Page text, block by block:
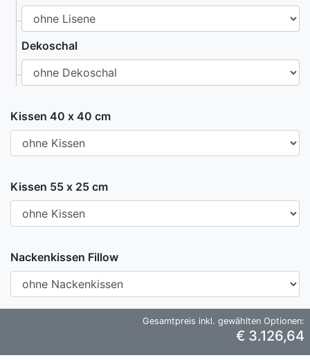
Dekoschal
Kissen 40 x 40 cm
Kissen 55 x 25 cm
Nackenkissen Fillow
Gesamtpreis inkl. gewählten Optionen:
€ 3.126,64